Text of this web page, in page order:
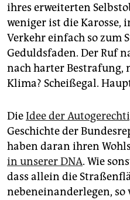
ihres erweiterten
weniger ist die Karosse,
Verkehr einfach so zum
Geduldsfaden. Der Ruf
nach harter Bestrafung,
Klima? Scheißegal.
DieIdee der
Geschichte der
haben daran ihren
in unserer DNA. Wie
dass allein die
neben­ein­anderlegen,